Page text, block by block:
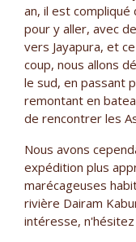
an, il est
pour y aller, avec
vers Jayapura, et
coup, nous allons
le sud, en passant
remontant en
de rencontrer les
Nous avons
expédition plus
marécageuses
rivière Dairam
intéresse, n'hésitez